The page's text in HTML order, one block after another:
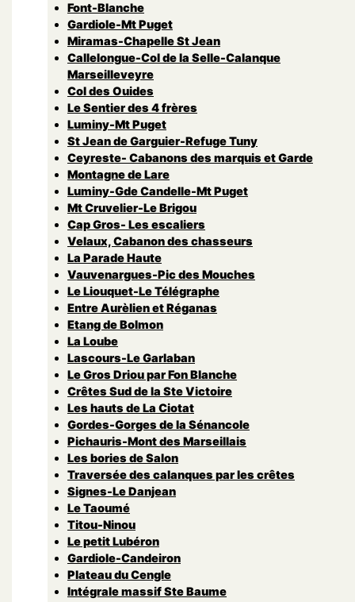
Font-Blanche
Gardiole-Mt Puget
Miramas-Chapelle St Jean
Callelongue-Col de la Selle-Calanque
Marseilleveyre
Col des Ouides
Le Sentier des 4 frères
Luminy-Mt Puget
St Jean de Garguier-Refuge Tuny
Ceyreste- Cabanons des marquis et Garde
Montagne de Lare
Luminy-Gde Candelle-Mt Puget
Mt Cruvelier-Le Brigou
Cap Gros- Les escaliers
Velaux, Cabanon des chasseurs
La Parade Haute
Vauvenargues-Pic des Mouches
Le Liouquet-Le Télégraphe
Entre Aurèlien et Réganas
Etang de Bolmon
La Loube
Lascours-Le Garlaban
Le Gros Driou par Fon Blanche
Crêtes Sud de la Ste Victoire
Les hauts de La Ciotat
Gordes-Gorges de la Sénancole
Pichauris-Mont des Marseillais
Les bories de Salon
Traversée des calanques par les crêtes
Signes-Le Danjean
Le Taoumé
Titou-Ninou
Le petit Lubéron
Gardiole-Candeiron
Plateau du Cengle
Intégrale massif Ste Baume